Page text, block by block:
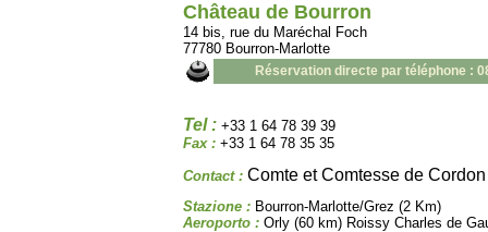
Château de Bourron
14 bis, rue du Maréchal Foch
77780 Bourron-Marlotte
Réservation directe par téléphone :
Tel : +33 1 64 78 39 39
Fax : +33 1 64 78 35 35
Contact : Comte et Comtesse de Cordon
Stazione : Bourron-Marlotte/Grez (2 Km)
Aeroporto : Orly (60 km) Roissy Charles de